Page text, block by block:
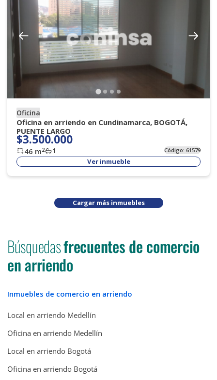
Oficina
Oficina en arriendo en Cundinamarca, BOGOTÁ,
PUENTE LARGO
$3.500.000
46 m2 1 Código:61579
Ver inmueble
Cargar más inmuebles
Búsquedasfrecuentes de comercio
en arriendo
Inmuebles de comercio en arriendo
Local en arriendo Medellín
Oficina en arriendo Medellín
Local en arriendo Bogotá
Oficina en arriendo Bogotá